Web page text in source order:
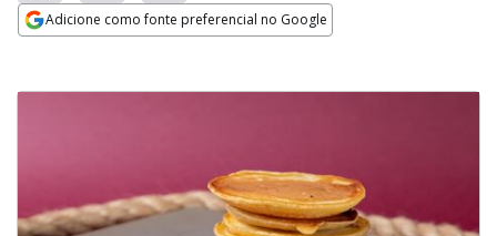
Adicione como fonte preferencial no Google